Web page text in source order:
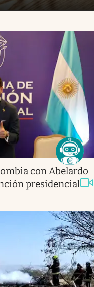
con Abelardo
presidencial